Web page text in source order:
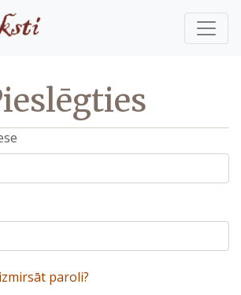
paroli?